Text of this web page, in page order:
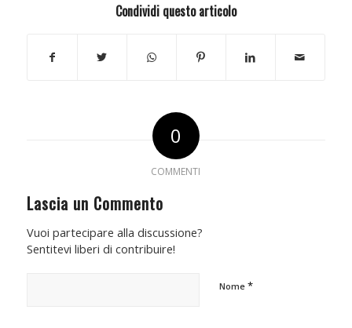
Condividi questo articolo
0
COMMENTI
Lascia un Commento
Vuoi partecipare alla discussione?
Sentitevi liberi di contribuire!
Nome *